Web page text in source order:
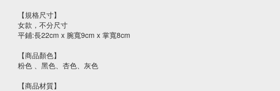
【規格尺寸】
女款，不分尺寸
平鋪:長22cm x 腕寬9cm x 掌寬8cm
【商品顏色】
粉色 、黑色、杏色、灰色
【商品材質】